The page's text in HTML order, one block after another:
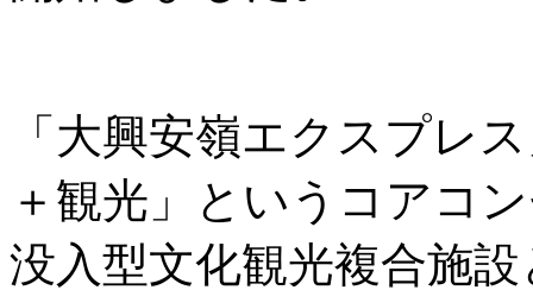
「大興安嶺エクスプレ
＋観光」というコアコ
没入型文化観光複合施